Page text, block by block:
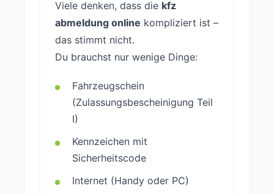
Viele denken, dass die kfz
abmeldung online kompliziert ist –
das stimmt nicht.
Du brauchst nur wenige Dinge:
Fahrzeugschein
(Zulassungsbescheinigung Teil
I)
Kennzeichen mit
Sicherheitscode
Internet (Handy oder PC)